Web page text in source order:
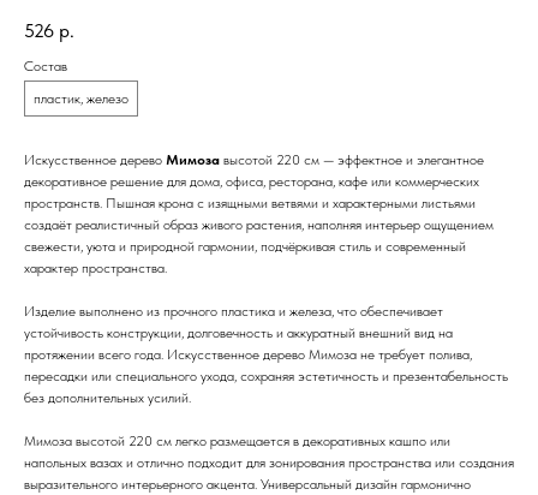
526 р.
Состав
пластик, железо
Искусственное дерево Мимоза высотой 220 см — эффектное и элегантное
декоративное решение для дома, офиса, ресторана, кафе или коммерческих
пространств. Пышная крона с изящными ветвями и характерными листьями
создаёт реалистичный образ живого растения, наполняя интерьер ощущением
свежести, уюта и природной гармонии, подчёркивая стиль и современный
характер пространства.
Изделие выполнено из прочного пластика и железа, что обеспечивает
устойчивость конструкции, долговечность и аккуратный внешний вид на
протяжении всего года. Искусственное дерево Мимоза не требует полива,
пересадки или специального ухода, сохраняя эстетичность и презентабельность
без дополнительных усилий.
Мимоза высотой 220 см легко размещается в декоративных кашпо или
напольных вазах и отлично подходит для зонирования пространства или создания
выразительного интерьерного акцента. Универсальный дизайн гармонично